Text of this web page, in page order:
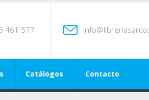
461 577
Catálogos Contacto